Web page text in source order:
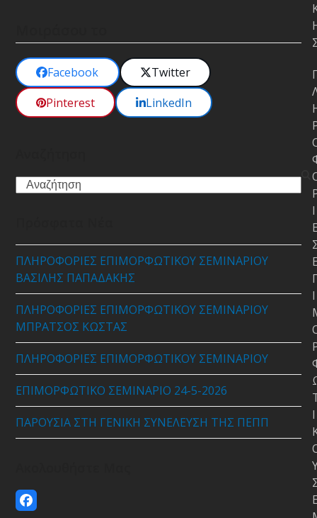
Facebook
Twitter
Pinterest
LinkedIn
Search
ΠΛΗΡΟΦΟΡΙΕΣ ΕΠΙΜΟΡΦΩΤΙΚΟΥ ΣΕΜΙΝΑΡΙΟΥ
ΒΑΣΙΛΗΣ ΠΑΠΑΔΑΚΗΣ
ΠΛΗΡΟΦΟΡΙΕΣ ΕΠΙΜΟΡΦΩΤΙΚΟΥ ΣΕΜΙΝΑΡΙΟΥ
ΜΠΡΑΤΣΟΣ ΚΩΣΤΑΣ
ΠΛΗΡΟΦΟΡΙΕΣ ΕΠΙΜΟΡΦΩΤΙΚΟΥ ΣΕΜΙΝΑΡΙΟΥ
ΕΠΙΜΟΡΦΩΤΙΚΟ ΣΕΜΙΝΑΡΙΟ 24-5-2026
ΠΑΡΟΥΣΙΑ ΣΤΗ ΓΕΝΙΚΗ ΣΥΝΕΛΕΥΣΗ ΤΗΣ ΠΕΠΠ
Facebook
Ι
Ι
Ι